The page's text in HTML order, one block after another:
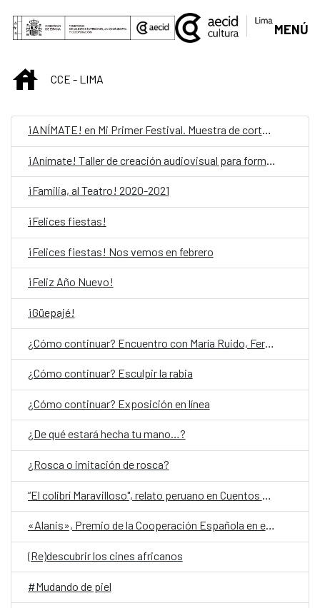
Skip to Main Content
MENÚ
INICIOCCE - LIMA
¡ANÍMATE! en Mi Primer Festival. Muestra de cortometrajes
¡Familia, al Teatro! 2020-2021
¡Felices fiestas!
¡Felices fiestas! Nos vemos en febrero
¡Feliz Año Nuevo!
¡Güepajé!
¿Cómo continuar? Encuentro con María Ruido, Fernanda Laguna y Jorge Villacorta
¿Cómo continuar? Esculpir la rabia
¿Cómo continuar? Exposición en línea
¿De qué estará hecha tu mano…?
¿Rosca o imitación de rosca?
«Alanis», Premio de la Cooperación Española en el Festival de San Sebastián
(Re)descubrir los cines africanos
#Mudando de piel